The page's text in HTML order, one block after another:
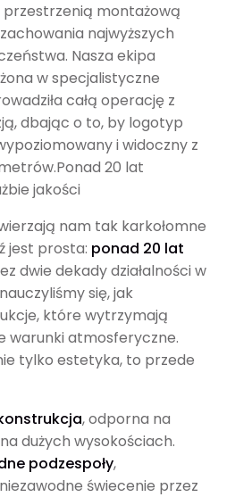
montażową
najwyższych
Nasza ekipa
w specjalistyczne
całą operację z
dbając o to, by logotyp
i widoczny z
20 lat
jakości
nam tak karkołomne
jest prosta: ponad 20 lat
dwie dekady działalności w
się, jak
które wytrzymają
warunki atmosferyczne.
tylko estetyka, to przede
, odporna na
dużych wysokościach.
podzespoły,
świecenie przez